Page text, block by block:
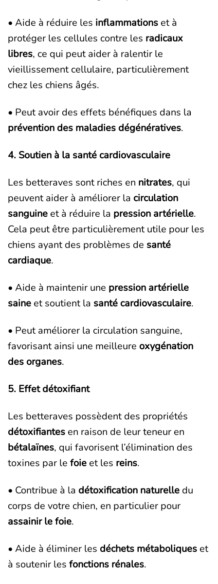
• Aide à réduire les inflammations et à
protéger les cellules contre les radicaux
libres, ce qui peut aider à ralentir le
vieillissement cellulaire, particulièrement
chez les chiens âgés.
• Peut avoir des effets bénéfiques dans la
prévention des maladies dégénératives.
4. Soutien à la santé cardiovasculaire
Les betteraves sont riches en nitrates, qui
peuvent aider à améliorer la circulation
sanguine et à réduire la pression artérielle.
Cela peut être particulièrement utile pour les
chiens ayant des problèmes de santé
cardiaque.
• Aide à maintenir une pression artérielle
saine et soutient la santé cardiovasculaire.
• Peut améliorer la circulation sanguine,
favorisant ainsi une meilleure oxygénation
des organes.
5. Effet détoxifiant
Les betteraves possèdent des propriétés
détoxifiantes en raison de leur teneur en
bétalaïnes, qui favorisent l’élimination des
toxines par le foie et les reins.
• Contribue à la détoxification naturelle du
corps de votre chien, en particulier pour
assainir le foie.
• Aide à éliminer les déchets métaboliques et
à soutenir les fonctions rénales.